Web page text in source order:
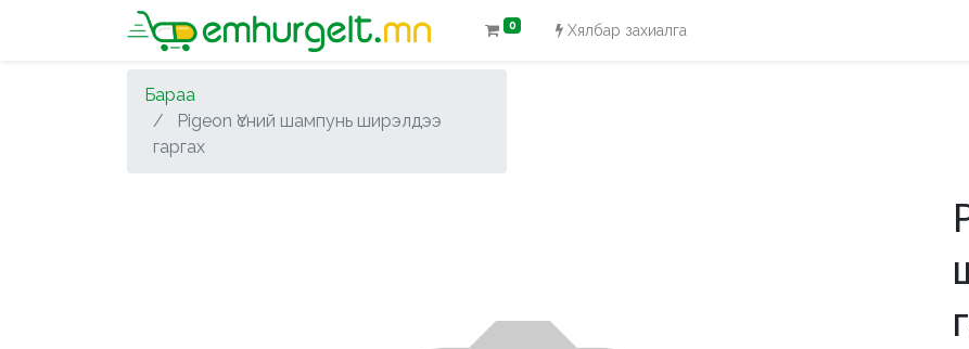
0 Хялбар захиалга
Бараа
Pigeon Үсний шампунь ширэлдээ
гаргах